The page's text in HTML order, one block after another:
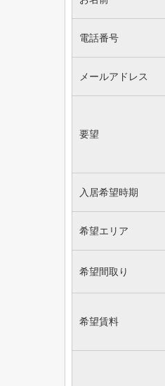
電話番号
メールアドレス
要望
入居希望時期
希望エリア
希望間取り
希望賃料